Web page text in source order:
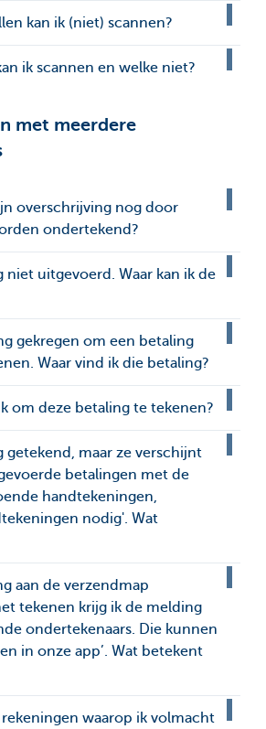
kan ik (niet) scannen?
ik scannen en welke niet?
met meerdere
overschrijving nog door
ondertekend?
niet uitgevoerd. Waar kan ik de
gekregen om een betaling
Waar vind ik die betaling?
om deze betaling te tekenen?
getekend, maar ze verschijnt
betalingen met de
handtekeningen,
nodig'. Wat
aan de verzendmap
tekenen krijg ik de melding
ondertekenaars. Die kunnen
in onze app’. Wat betekent
rekeningen waarop ik volmacht